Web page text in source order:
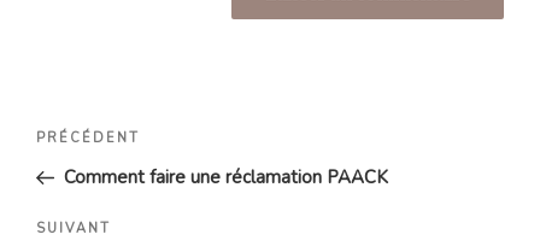
Navigation
l’article
Article
précédent
PRÉCÉDENT
Comment faire une réclamation PAACK
Article
SUIVANT